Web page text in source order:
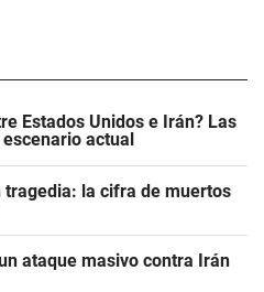
Estados Unidos e Irán? Las
actual
la cifra de muertos
ataque masivo contra Irán